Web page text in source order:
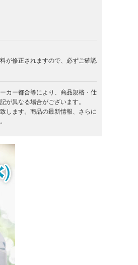
が修正されますので、必ずご確認
カー都合等により、商品規格・仕
が異なる場合がございます。
します。商品の最新情報、さらに